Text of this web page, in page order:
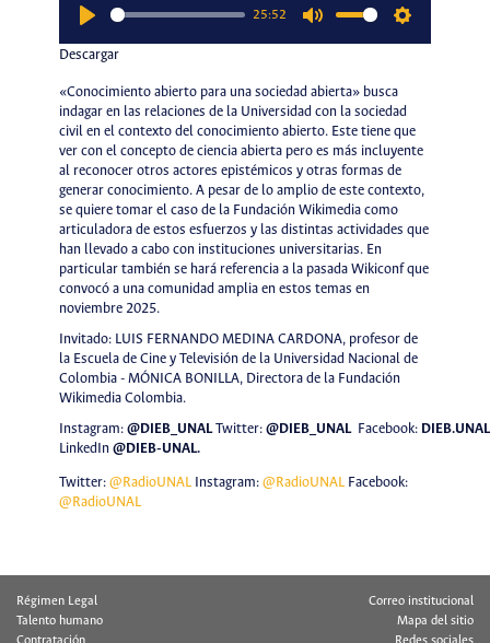
25:52
Descargar
«Conocimiento abierto para una sociedad abierta» busca
indagar en las relaciones de la Universidad con la sociedad
civil en el contexto del conocimiento abierto. Este tiene que
ver con el concepto de ciencia abierta pero es más incluyente
al reconocer otros actores epistémicos y otras formas de
generar conocimiento. A pesar de lo amplio de este contexto,
se quiere tomar el caso de la Fundación Wikimedia como
articuladora de estos esfuerzos y las distintas actividades que
han llevado a cabo con instituciones universitarias. En
particular también se hará referencia a la pasada Wikiconf que
convocó a una comunidad amplia en estos temas en
noviembre 2025.
Invitado: LUIS FERNANDO MEDINA CARDONA, profesor de
la Escuela de Cine y Televisión de la Universidad Nacional de
Colombia - MÓNICA BONILLA, Directora de la Fundación
Wikimedia Colombia.
Instagram: @DIEB_UNAL Twitter: @DIEB_UNAL Facebook: DIEB.UNAL
LinkedIn @DIEB-UNAL.
Twitter: @RadioUNALInstagram: @RadioUNALFacebook:
@RadioUNAL
Régimen Legal
Talento humano
Correo institucional
Mapa del sitio